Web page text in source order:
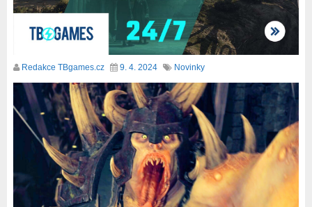
Redakce TBgames.cz 9. 4. 2024 Novinky